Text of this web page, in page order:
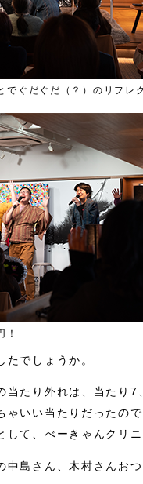
でぐだぐだ（？）のリフレ
！
たでしょうか。
当たり外れは、当たり
ゃいい当たりだったの
して、べーきゃんクリ
中島さん、木村さんお